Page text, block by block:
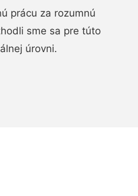
prácu za rozumnú
sme sa pre túto
úrovni.